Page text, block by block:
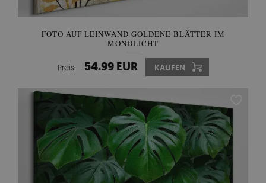
FOTO AUF LEINWAND GOLDENE BLÄTTER IM
MONDLICHT
Preis: 54.99 EUR KAUFEN